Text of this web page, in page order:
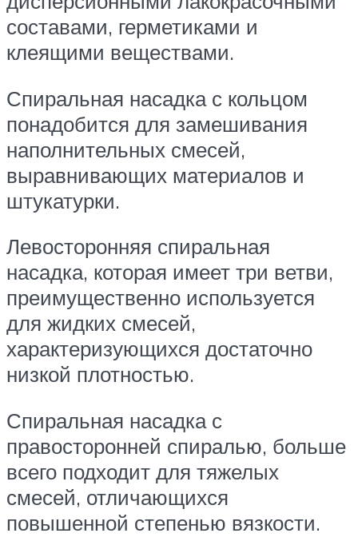
составами, герметиками и
клеящими веществами.
Спиральная насадка с кольцом
понадобится для замешивания
наполнительных смесей,
выравнивающих материалов и
штукатурки.
Левосторонняя спиральная
насадка, которая имеет три ветви,
преимущественно используется
для жидких смесей,
характеризующихся достаточно
низкой плотностью.
Спиральная насадка с
правосторонней спиралью, больше
всего подходит для тяжелых
смесей, отличающихся
повышенной степенью вязкости.